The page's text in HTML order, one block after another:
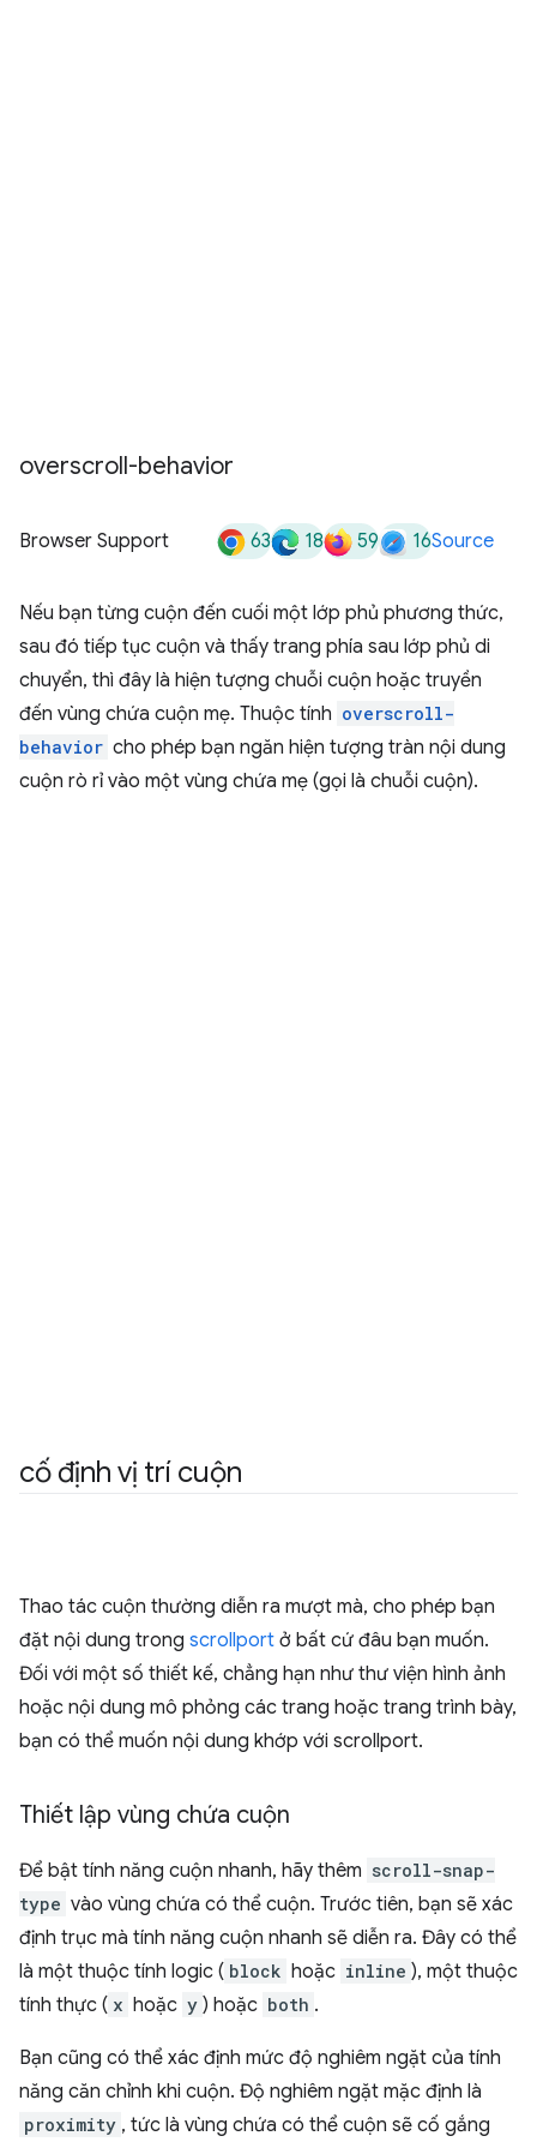
overscroll-behavior
Browser Support 63 18 59 16Source
Nếu bạn từng cuộn đến cuối một lớp phủ phương thức,
sau đó tiếp tục cuộn và thấy trang phía sau lớp phủ di
chuyển, thì đây là hiện tượng chuỗi cuộn hoặc truyền
đến vùng chứa cuộn mẹ. Thuộc tính overscroll-
behavior cho phép bạn ngăn hiện tượng tràn nội dung
cuộn rò rỉ vào một vùng chứa mẹ (gọi là chuỗi cuộn).
cố định vị trí cuộn
Thao tác cuộn thường diễn ra mượt mà, cho phép bạn
đặt nội dung trong scrollport ở bất cứ đâu bạn muốn.
Đối với một số thiết kế, chẳng hạn như thư viện hình ảnh
hoặc nội dung mô phỏng các trang hoặc trang trình bày,
bạn có thể muốn nội dung khớp với scrollport.
Thiết lập vùng chứa cuộn
Để bật tính năng cuộn nhanh, hãy thêm scroll-snap-
type vào vùng chứa có thể cuộn. Trước tiên, bạn sẽ xác
định trục mà tính năng cuộn nhanh sẽ diễn ra. Đây có thể
là một thuộc tính logic ( block hoặc inline ), một thuộc
tính thực ( x hoặc y ) hoặc both .
Bạn cũng có thể xác định mức độ nghiêm ngặt của tính
năng căn chỉnh khi cuộn. Độ nghiêm ngặt mặc định là
proximity , tức là vùng chứa có thể cuộn sẽ cố gắng